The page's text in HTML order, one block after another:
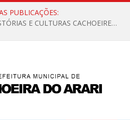
PUBLICAÇÕES:
A VALORIZAÇÃO DAS HISTÓRIAS E CULTURAS CACHOEIRENSES